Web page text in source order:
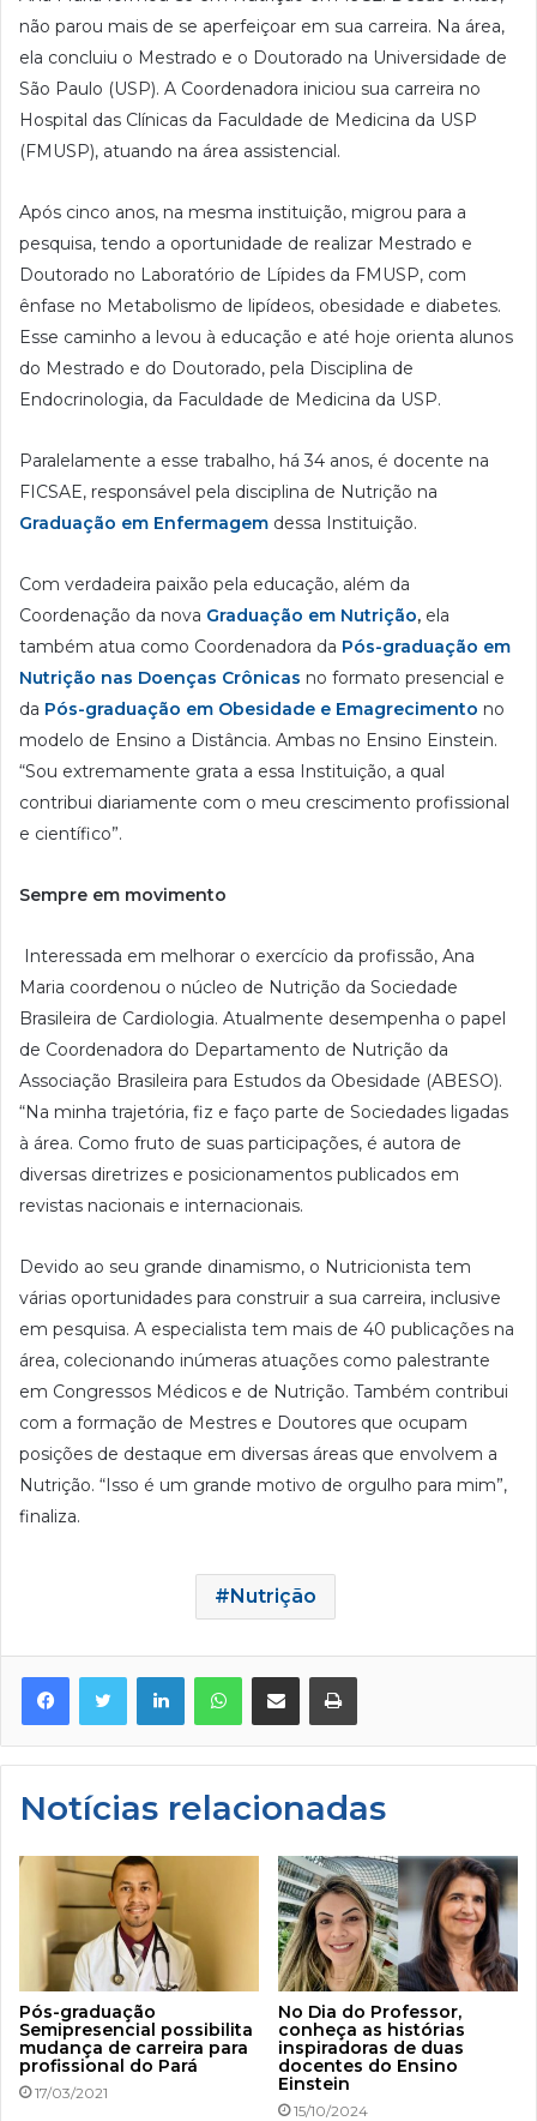
não parou mais de se aperfeiçoar em sua carreira. Na área,
ela concluiu o Mestrado e o Doutorado na Universidade de
São Paulo (USP). A Coordenadora iniciou sua carreira no
Hospital das Clínicas da Faculdade de Medicina da USP
(FMUSP), atuando na área assistencial.
Após cinco anos, na mesma instituição, migrou para a
pesquisa, tendo a oportunidade de realizar Mestrado e
Doutorado no Laboratório de Lípides da FMUSP, com
ênfase no Metabolismo de lipídeos, obesidade e diabetes.
Esse caminho a levou à educação e até hoje orienta alunos
do Mestrado e do Doutorado, pela Disciplina de
Endocrinologia, da Faculdade de Medicina da USP.
Paralelamente a esse trabalho, há 34 anos, é docente na
FICSAE, responsável pela disciplina de Nutrição na
Graduação em Enfermagem dessa Instituição.
Com verdadeira paixão pela educação, além da
Coordenação da nova Graduação em Nutrição, ela
também atua como Coordenadora da Pós-graduação em
Nutrição nas Doenças Crônicas no formato presencial e
da Pós-graduação em Obesidade e Emagrecimento no
modelo de Ensino a Distância. Ambas no Ensino Einstein.
“Sou extremamente grata a essa Instituição, a qual
contribui diariamente com o meu crescimento profissional
e científico”.
Sempre em movimento
Interessada em melhorar o exercício da profissão, Ana
Maria coordenou o núcleo de Nutrição da Sociedade
Brasileira de Cardiologia. Atualmente desempenha o papel
de Coordenadora do Departamento de Nutrição da
Associação Brasileira para Estudos da Obesidade (ABESO).
“Na minha trajetória, fiz e faço parte de Sociedades ligadas
à área. Como fruto de suas participações, é autora de
diversas diretrizes e posicionamentos publicados em
revistas nacionais e internacionais.
Devido ao seu grande dinamismo, o Nutricionista tem
várias oportunidades para construir a sua carreira, inclusive
em pesquisa. A especialista tem mais de 40 publicações na
área, colecionando inúmeras atuações como palestrante
em Congressos Médicos e de Nutrição. Também contribui
com a formação de Mestres e Doutores que ocupam
posições de destaque em diversas áreas que envolvem a
Nutrição. “Isso é um grande motivo de orgulho para mim”,
finaliza.
Nutrição
Linkedin WhatsApp
Notícias relacionadas
Pós-graduação
Semipresencial possibilita
mudança de carreira para
profissional do Pará
17/03/2021
No Dia do Professor,
conheça as histórias
inspiradoras de duas
docentes do Ensino
Einstein
15/10/2024